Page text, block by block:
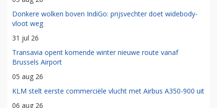
Donkere wolken boven IndiGo: prijsvechter doet widebody-
vloot weg
31 jul 26
Transavia opent komende winter nieuwe route vanaf
Brussels Airport
05 aug 26
KLM stelt eerste commerciële vlucht met Airbus A350-900 uit
06 aug 26